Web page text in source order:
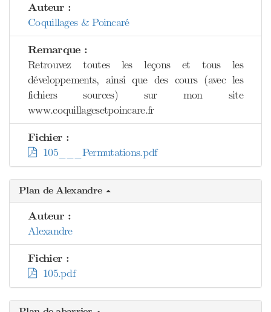
Auteur :
Coquillages & Poincaré
Remarque :
Retrouvez toutes les leçons et tous les
développements, ainsi que des cours (avec les
fichiers sources) sur mon site
www.coquillagesetpoincare.fr
Fichier :
105___Permutations.pdf
Plan de Alexandre
Auteur :
Alexandre
Fichier :
105.pdf